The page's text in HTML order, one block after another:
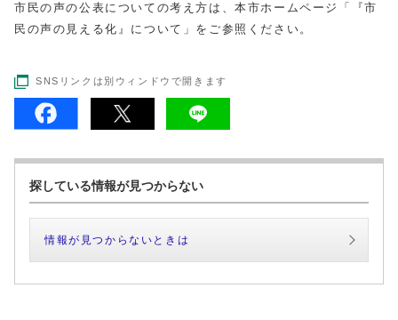
市民の声の公表についての考え方は、本市ホームページ「『市
民の声の見える化』について」をご参照ください。
SNSリンクは別ウィンドウで開きます
探している情報が見つからない
情報が見つからないときは